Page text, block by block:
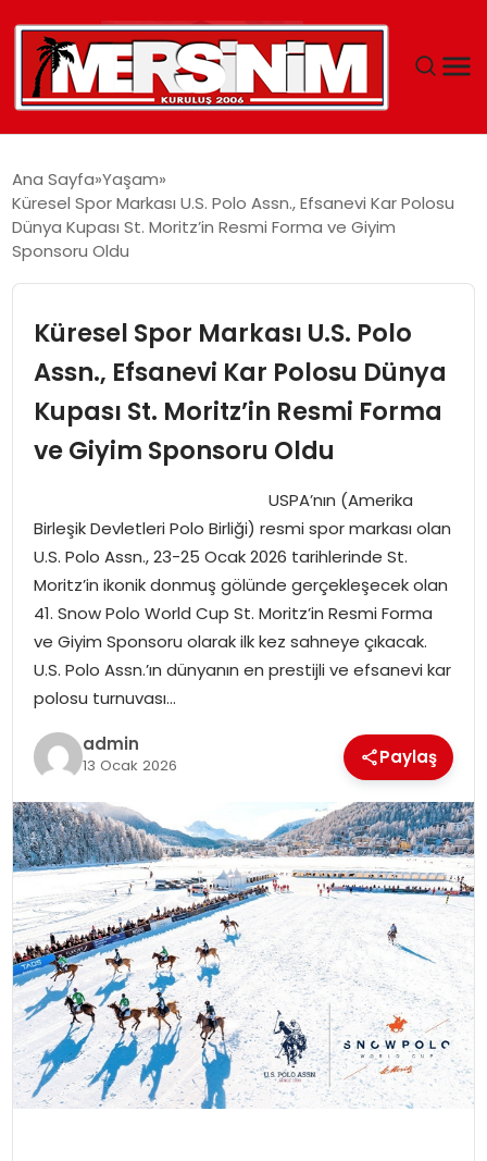
YAŞAM
SAĞLIK
EĞITIM
SPOR
MAGAZIN
DÜNYA
OTOMOBIL
Ana Sayfa Yaşam
Küresel Spor Markası U.S. Polo Assn., Efsanevi Kar Polosu
Dünya Kupası St. Moritz’in Resmi Forma ve Giyim
Sponsoru Oldu
Küresel Spor Markası U.S. Polo
Assn., Efsanevi Kar Polosu Dünya
Kupası St. Moritz’in Resmi Forma
ve Giyim Sponsoru Oldu
USPA’nın (Amerika
Birleşik Devletleri Polo Birliği) resmi spor markası olan
U.S. Polo Assn., 23-25 Ocak 2026 tarihlerinde St.
Moritz’in ikonik donmuş gölünde gerçekleşecek olan
41. Snow Polo World Cup St. Moritz’in Resmi Forma
ve Giyim Sponsoru olarak ilk kez sahneye çıkacak.
U.S. Polo Assn.’ın dünyanın en prestijli ve efsanevi kar
polosu turnuvası…
admin
13 Ocak 2026 Paylaş